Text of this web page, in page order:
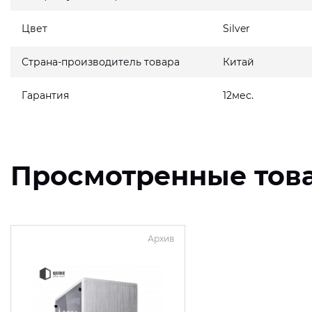
Цвет Silver
Страна-производитель товара Китай
Гарантия 12мес.
Просмотренные
Архив